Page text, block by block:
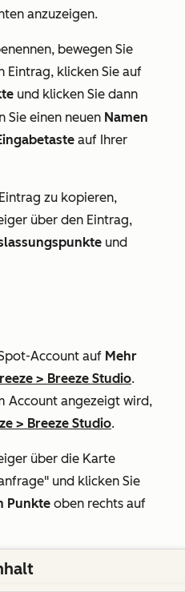
anzuzeigen.
bewegen Sie
Eintrag, klicken Sie auf
und klicken Sie dann
Sie einen neuen Namen
auf Ihrer
zu kopieren,
über den Eintrag,
und
Account auf Mehr
> Breeze Studio.
Account angezeigt wird,
> Breeze Studio.
über die Karte
" und klicken Sie
Punkte oben rechts auf